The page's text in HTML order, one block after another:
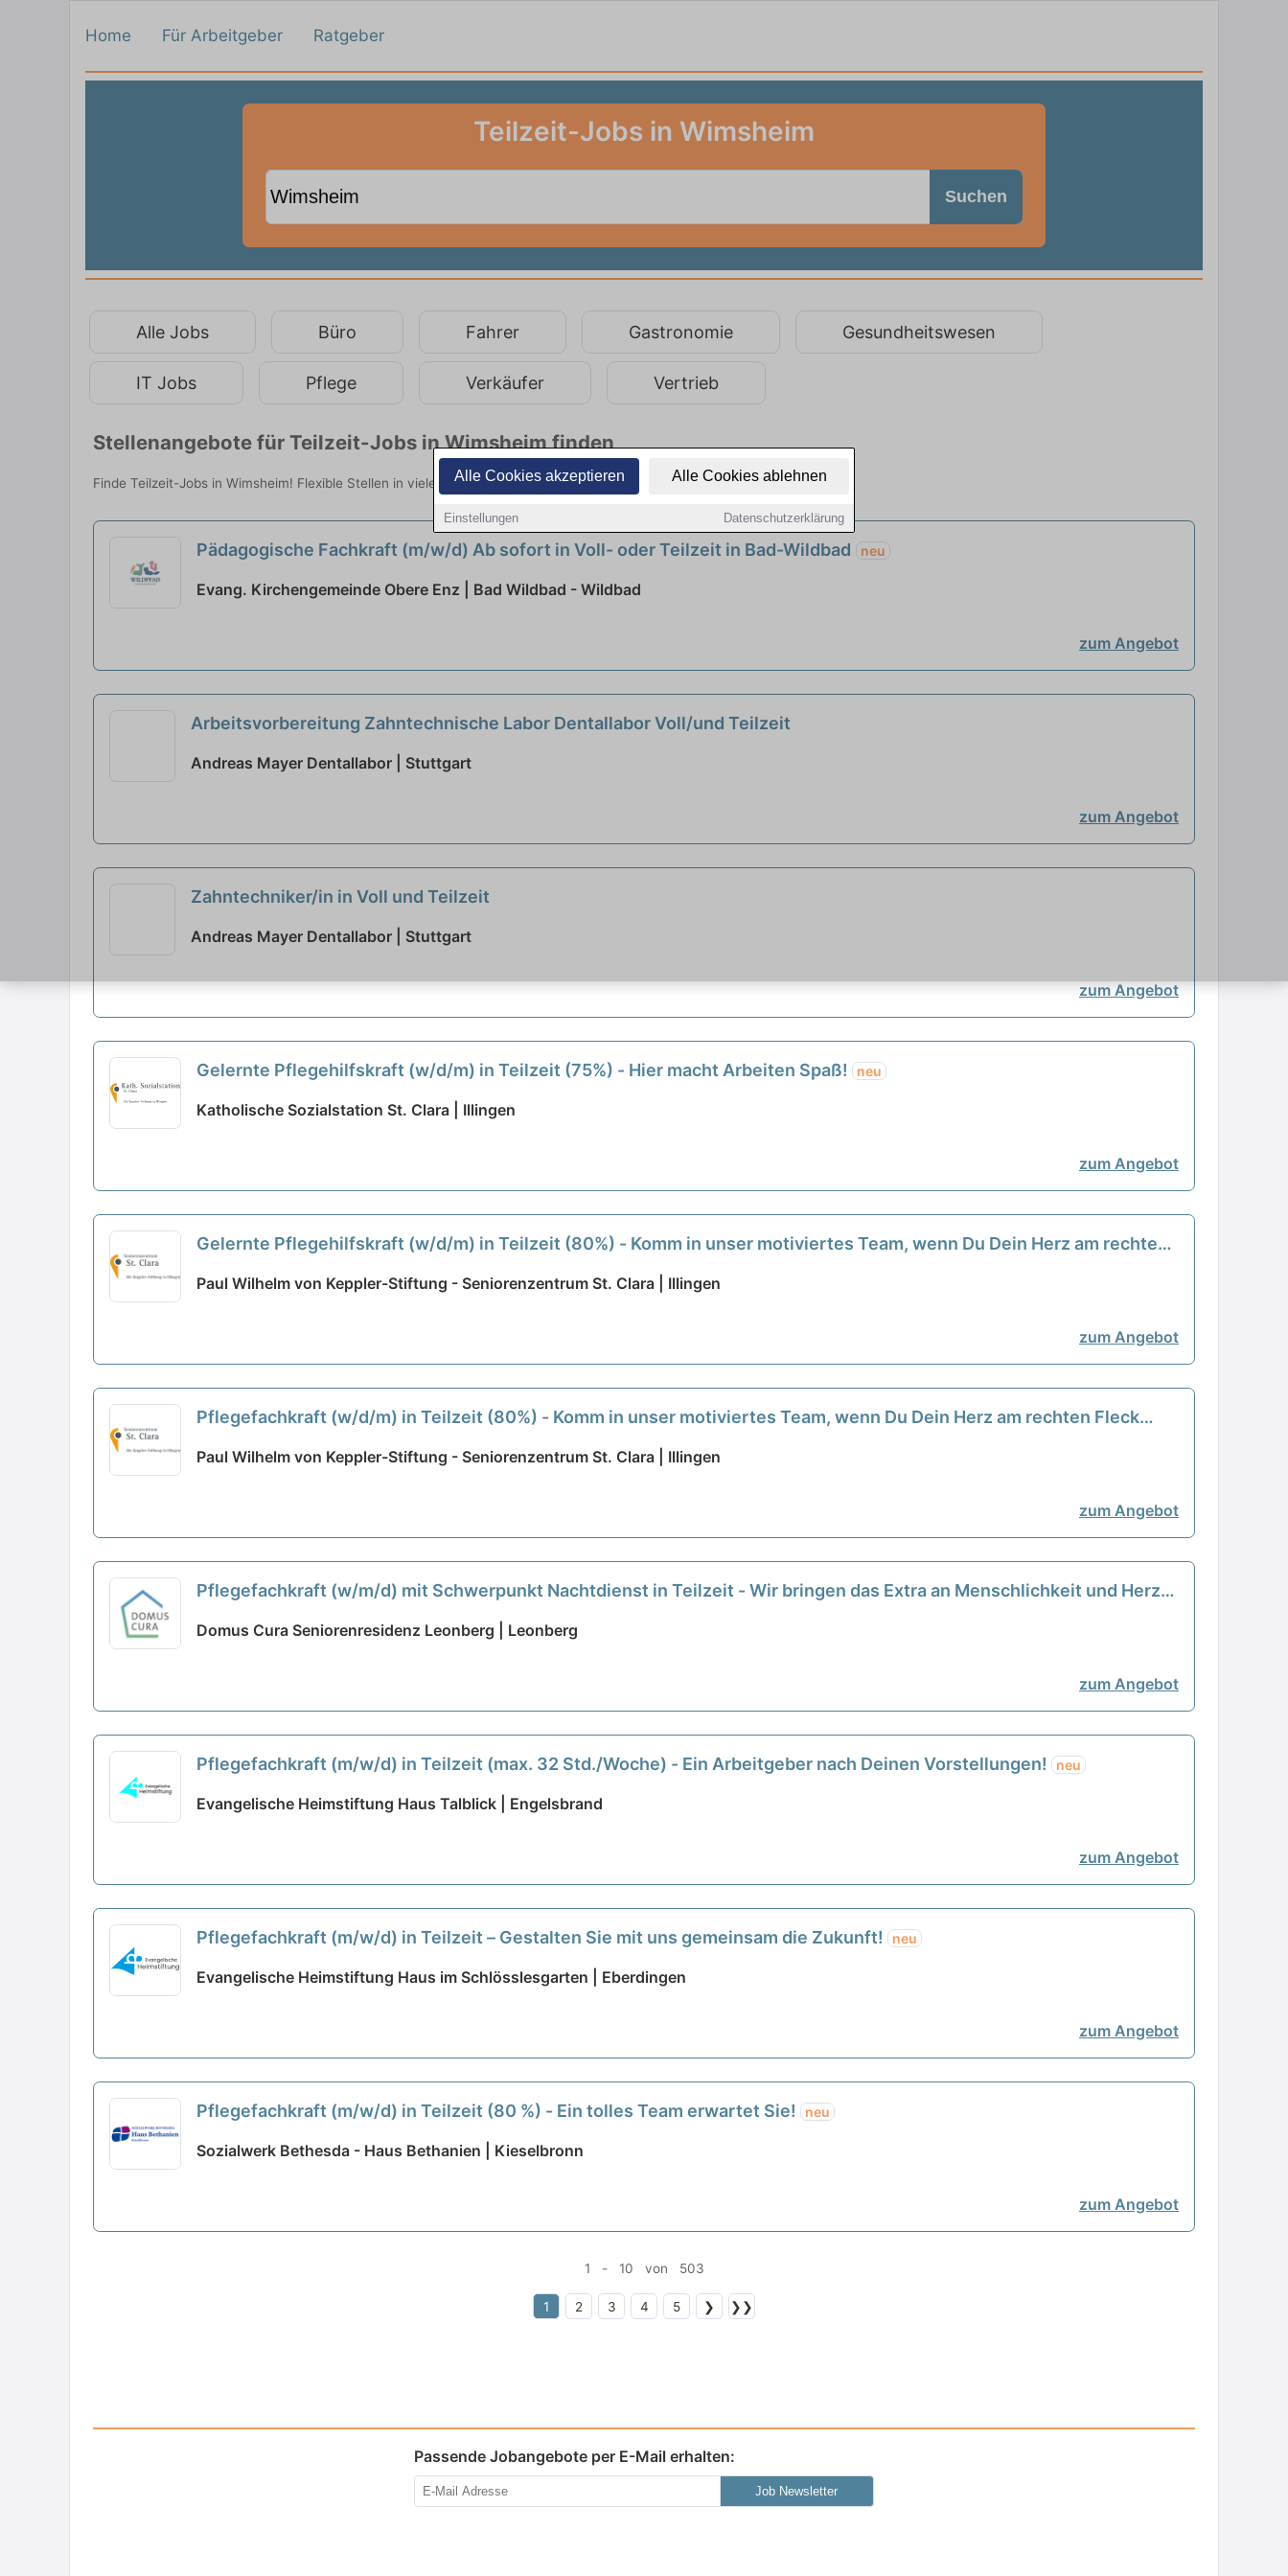
Alle Cookies akzeptieren Alle Cookies ablehnen
Einstellungen Datenschutzerklärung
Home Für Arbeitgeber Ratgeber
Teilzeit-Jobs in Wimsheim
Suchen
Alle Jobs Büro Fahrer Gastronomie Gesundheitswesen
IT Jobs Pflege Verkäufer Vertrieb
Stellenangebote für Teilzeit-Jobs in Wimsheim finden
Finde Teilzeit-Jobs in Wimsheim! Flexible Stellen in vielen Branchen. Jetzt bewerben!
Pädagogische Fachkraft (m/w/d) Ab sofort in Voll- oder Teilzeit in Bad-Wildbad neu
Evang. Kirchengemeinde Obere Enz | Bad Wildbad - Wildbad
zum Angebot
Arbeitsvorbereitung Zahntechnische Labor Dentallabor Voll/und Teilzeit
Andreas Mayer Dentallabor | Stuttgart
zum Angebot
Zahntechniker/in in Voll und Teilzeit
Andreas Mayer Dentallabor | Stuttgart
zum Angebot
Gelernte Pflegehilfskraft (w/d/m) in Teilzeit (75%) - Hier macht Arbeiten Spaß! neu
Katholische Sozialstation St. Clara | Illingen
zum Angebot
Gelernte Pflegehilfskraft (w/d/m) in Teilzeit (80%) - Komm in unser motiviertes Team, wenn Du Dein Herz am rechten
Paul Wilhelm von Keppler-Stiftung - Seniorenzentrum St. Clara | Illingen
zum Angebot
Pflegefachkraft (w/d/m) in Teilzeit (80%) - Komm in unser motiviertes Team, wenn Du Dein Herz am rechten Fleck
Paul Wilhelm von Keppler-Stiftung - Seniorenzentrum St. Clara | Illingen
zum Angebot
Pflegefachkraft (w/m/d) mit Schwerpunkt Nachtdienst in Teilzeit - Wir bringen das Extra an Menschlichkeit und Herz
Domus Cura Seniorenresidenz Leonberg | Leonberg
zum Angebot
Pflegefachkraft (m/w/d) in Teilzeit (max. 32 Std./Woche) - Ein Arbeitgeber nach Deinen Vorstellungen! neu
Evangelische Heimstiftung Haus Talblick | Engelsbrand
zum Angebot
Pflegefachkraft (m/w/d) in Teilzeit – Gestalten Sie mit uns gemeinsam die Zukunft! neu
Evangelische Heimstiftung Haus im Schlösslesgarten | Eberdingen
zum Angebot
Pflegefachkraft (m/w/d) in Teilzeit (80 %) - Ein tolles Team erwartet Sie! neu
Sozialwerk Bethesda - Haus Bethanien | Kieselbronn
zum Angebot
1 - 10 von 503
1 2 3 4 5 ❯ ❯❯
Passende Jobangebote per E-Mail erhalten:
Job Newsletter